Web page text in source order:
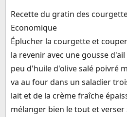
Recette du gratin des
Economique
Éplucher la courgette et
la revenir avec une gousse
peu d'huile d'olive salé poivré
va au four dans un saladier
lait et de la crème fraîche
mélanger bien le tout et